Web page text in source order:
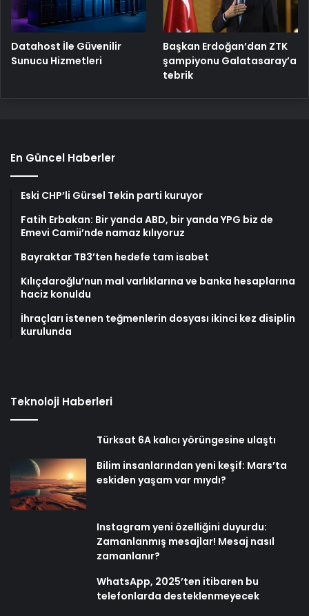
Datahost İle Güvenilir
Sunucu Hizmetleri
Başkan Erdoğan’dan ZTK
şampiyonu Galatasaray’a
tebrik
En Güncel Haberler
Eski CHP’li Gürsel Tekin parti kuruyor
Fatih Erbakan: Bir yanda ABD, bir yanda YPG biz de
Emevi Camii’nde namaz kılıyoruz
Bayraktar TB3’ten hedefe tam isabet
Kılıçdaroğlu’nun mal varlıklarına ve banka hesaplarına
haciz konuldu
İhraçları istenen teğmenlerin dosyası ikinci kez disiplin
kurulunda
Teknoloji Haberleri
Türksat 6A kalıcı yörüngesine ulaştı
Bilim insanlarından yeni keşif: Mars’ta
eskiden yaşam var mıydı?
Instagram yeni özelliğini duyurdu:
Zamanlanmış mesajlar! Mesaj nasıl
zamanlanır?
WhatsApp, 2025’ten itibaren bu
telefonlarda desteklenmeyecek